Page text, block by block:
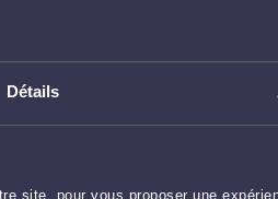
Détails
site, pour vous proposer une